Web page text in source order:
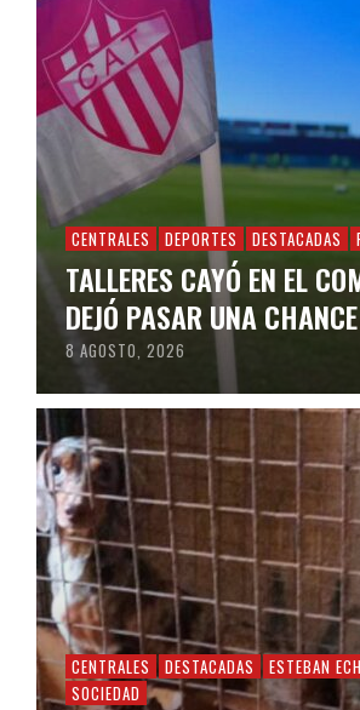
CENTRALES DEPORTES DESTACADAS
TALLERES CAYÓ EN EL
DEJÓ PASAR UNA
8 AGOSTO, 2026
CENTRALES DESTACADAS
ESTEBAN
SOCIEDAD